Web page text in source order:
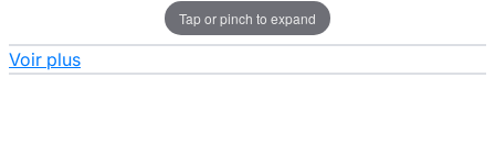
Tap or pinch to expand
Voir plus